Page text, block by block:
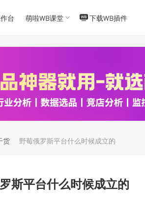
台 萌啦WB课堂 下载WB插件
货 野莓俄罗斯平台什么时候成立的
斯平台什么时候成立的